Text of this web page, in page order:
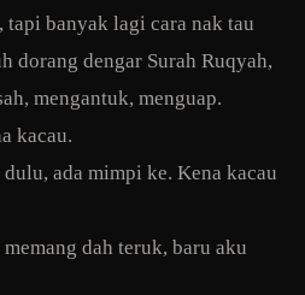
tapi banyak lagi cara nak tau
dorang dengar Surah Ruqyah,
mengantuk, menguap.
kacau.
ada mimpi ke. Kena kacau
dah teruk, baru aku